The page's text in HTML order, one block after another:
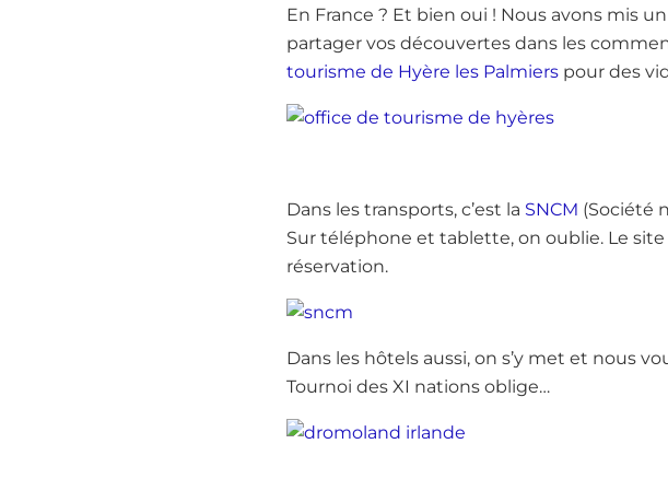
En France ? Et bien oui ! Nous avons mis
partager vos découvertes dans les
tourisme de Hyère les Palmiers pour des
Dans les transports, c’est la SNCM (Société
Sur téléphone et tablette, on oublie. Le
réservation.
Dans les hôtels aussi, on s’y met et nous
Tournoi des XI nations oblige…